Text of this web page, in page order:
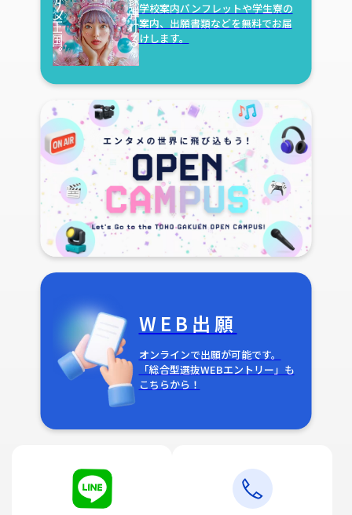
学校案内パンフレットや学生寮の
案内、出願書類などを無料でお届
けします。
WEB出願
オンラインで出願が可能です。
「総合型選抜WEBエントリー」も
こちらから！